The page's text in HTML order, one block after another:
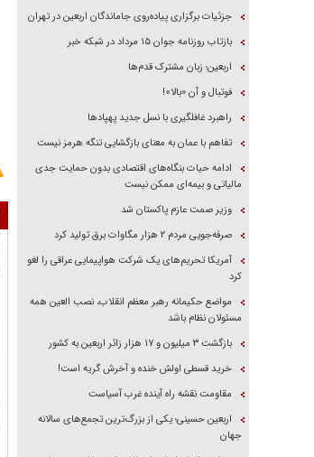
جزئیات برگزاری پیاده‌روی جاماندگان اربعین در تهران
بازتاب روزنامه جوان ۱۵ مرداد در شبکه خبر
اربعین؛ زبان مشترک قدم‌ها
فوتبال و آن «بالا»!
راهبرد غافلگیری با نسل جدید پهپاد‌ها
تفاهم با عمان به معنای بازگشایی تنگه هرمز نیست
ادامه حیات بنگاه‌های اقتصادی بدون حمایت جدی
مالیاتی و بیمه‌ای ممکن نیست
وزیر صمت عازم پاکستان شد
صرفه‌جویی مردم ۲ هزار مگاوات برق تولید کرد
آمریکا تحریم‌های یک شرکت هواپیمایی عراقی را لغو
کرد
مواضع حکیمانه رهبر معظم انقلاب، نصب العین همه
مسئولان نظام باشد
بازگشت ۳ میلیون و ۱۷ هزار زائر اربعین به کشور
خرید قسطی اولش خنده و آخرش گریه است!
مقاومت نقشه راه آینده غرب آسیاست
اربعین حسینی؛ یکی از بزرگ‌ترین تجمع‌های سالانه
جهان